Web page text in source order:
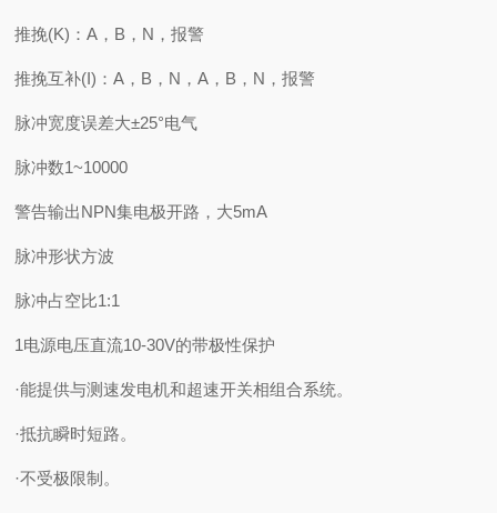
推挽(K)：A，B，N，报警
推挽互补(I)：A，B，N，A，B，N，报警
脉冲宽度误差大±25°电气
脉冲数1~10000
警告输出NPN集电极开路，大5mA
脉冲形状方波
脉冲占空比1:1
1电源电压直流10-30V的带极性保护
·能提供与测速发电机和超速开关相组合系统。
·抵抗瞬时短路。
·不受极限制。